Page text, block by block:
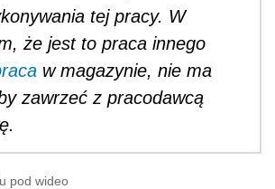
tej pracy. W
że jest to praca innego
w magazynie, nie ma
zawrzeć z pracodawcą
pod wideo